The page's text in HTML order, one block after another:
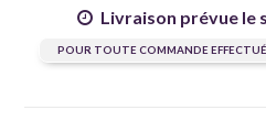
Livraison prévue le
POUR TOUTE COMMANDE